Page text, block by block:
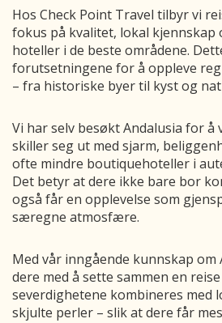
Hos Check Point Travel tilbyr vi
fokus på kvalitet, lokal kjennskap
hoteller i de beste områdene.
forutsetningene for å oppleve
– fra historiske byer til kyst og
Vi har selv besøkt Andalusia for å
skiller seg ut med sjarm,
ofte mindre boutiquehoteller i
Det betyr at dere ikke bare bor
også får en opplevelse som
særegne atmosfære.
Med vår inngående kunnskap om
dere med å sette sammen en
severdighetene kombineres med
skjulte perler – slik at dere får